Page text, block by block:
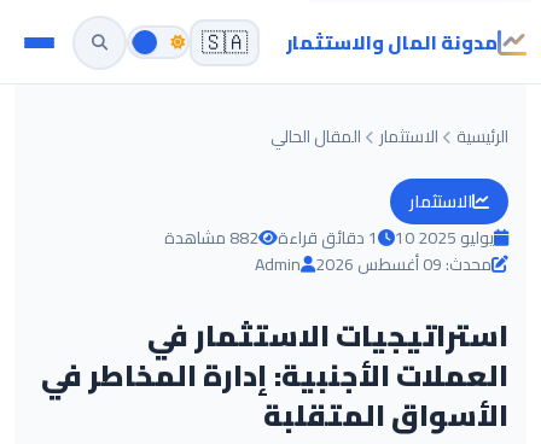
مدونة المال والاستثمار 🇸🇦
الرئيسية الاستثمار المقال الحالي
الاستثمار
10 يوليو 2025
1 دقائق قراءة
882 مشاهدة
محدث: 09 أغسطس 2026
Admin
استراتيجيات الاستثمار في
العملات الأجنبية: إدارة المخاطر في
الأسواق المتقلبة